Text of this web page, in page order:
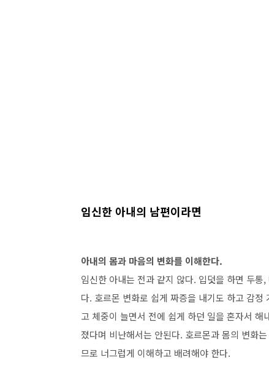
임신한 아내의 남편이라면
아내의 몸과 마음의 변화를 이해한다.
임신한 아내는 전과 같지 않다. 입덧을 하면 두
다. 호르몬 변화로 쉽게 짜증을 내기도 하고 감
고 체중이 늘면서 전에 쉽게 하던 일을 혼자서
졌다며 비난해서는 안된다. 호르몬과 몸의 변화
므로 너그럽게 이해하고 배려해야 한다.